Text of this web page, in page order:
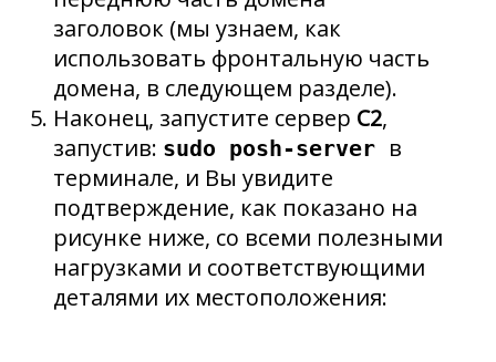
заголовок (мы узнаем, как
использовать фронтальную часть
домена, в следующем разделе).
Наконец, запустите сервер C2,
запустив: sudo posh-server в
терминале, и Вы увидите
подтверждение, как показано на
рисунке ниже, со всеми полезными
нагрузками и соответствующими
деталями их местоположения: